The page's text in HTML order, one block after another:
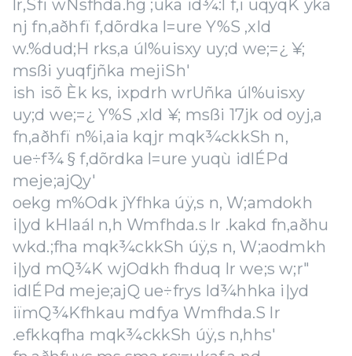
lr,Sfï wNsfhda.hg ;uka id¾:l f,i uqyqK ÿka
nj fn,aðhfï f,dõrdka l=ure Y%S ,xld
w.%dud;H rks,a úl%uisxy uy;d we;=¿ ¥;
msßi yuqfjñka mejiSh'
ish isõ Èk ks, ixpdrh wrUñka úl%uisxy
uy;d we;=¿ Y%S ,xld ¥; msßi 17jk od oyj,a
fn,aðhfï n%i,aia kqjr mqk¾ckkSh n,
ue÷f¾ § f,dõrdka l=ure yuqù idlÉPd
meje;ajQy'
oekg m%Odk jYfhka úÿ,s n, W;amdokh
i|yd kHIaál n,h Wmfhda.s lr .kakd fn,aðhu
wkd.;fha mqk¾ckkSh úÿ,s n, W;aodmkh
i|yd mQ¾K wjOdkh fhduq lr we;s w;r"
idlÉPd meje;ajQ ue÷frys ld¾hhka i|yd
iïmQ¾Kfhkau mdfya Wmfhda.S lr
.efkkqfha mqk¾ckkSh úÿ,s n,hhs'